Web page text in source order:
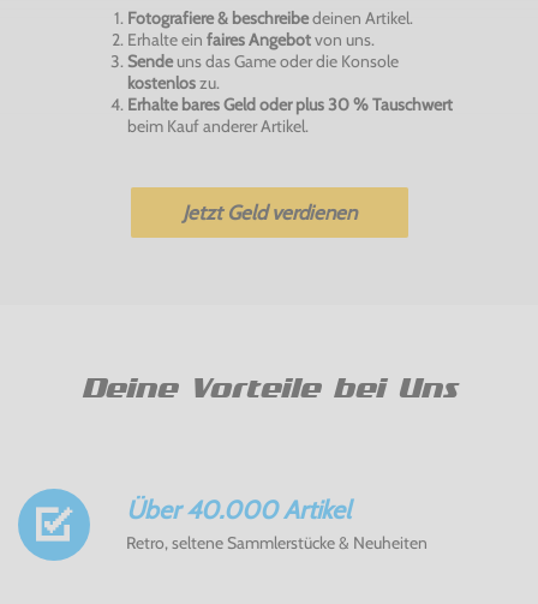
Fotografiere & beschreibedeinen Artikel.
Erhalte ein faires Angebotvon uns.
Sendeuns das Game oder die Konsole
kostenloszu.
Erhalte bares Geld oder plus 30 % Tauschwert
beim Kauf anderer Artikel.
Jetzt Geld verdienen
Deine Vorteile bei Uns
Über 40.000 Artikel
Retro, seltene Sammlerstücke & Neuheiten